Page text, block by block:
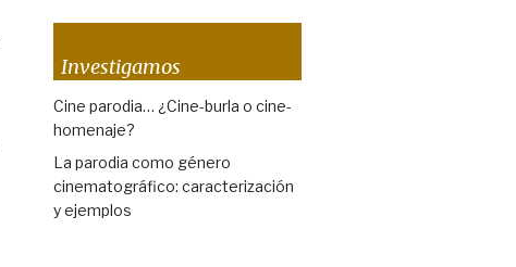
Investigamos
Cine parodia… ¿Cine-burla o cine-
homenaje?
La parodia como género
cinematográfico: caracterización
y ejemplos